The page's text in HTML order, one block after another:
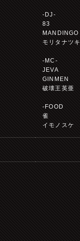
-DJ-
83
MANDINGO
モリタナツキ
-MC-
JEVA
GINMEN
破壊王英亜
-FOOD
雀
イモノスケ